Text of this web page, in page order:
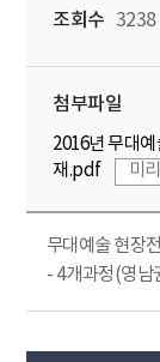
조회수 3238
첨부파일
2016년 무대
재.pdf
미
무대예술 현장
- 4개과정(영남